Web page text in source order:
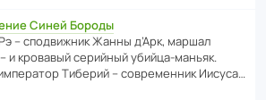
Синей Бороды
– спод­ви­жник Жанны д’Арк, маршал
и кровавый серийный убийца-маньяк.
Тиберий – совре­менник Иисуса…